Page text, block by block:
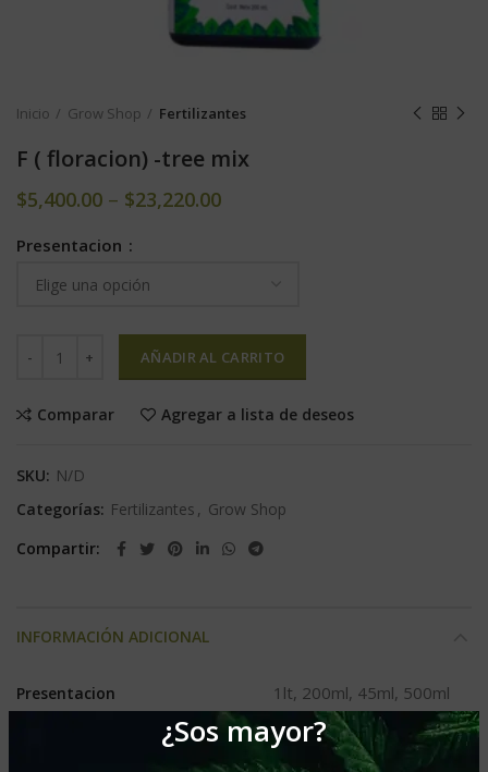
¿Sos mayor?
Inicio Grow Shop Fertilizantes
F ( floracion) -tree mix
$5,400.00 – $23,220.00
Presentacion
AÑADIR AL CARRITO
Comparar Agregar a lista de deseos
SKU: N/D
Categorías: Fertilizantes , Grow Shop
Compartir
INFORMACIÓN ADICIONAL
Presentacion 1lt, 200ml, 45ml, 500ml